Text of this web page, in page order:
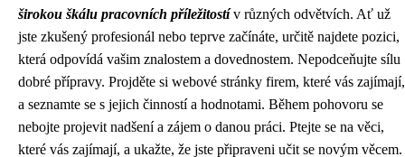
širokou škálu pracovních příležitostív různých odvětvích. Ať už
jste zkušený profesionál nebo teprve začínáte, určitě najdete pozici,
která odpovídá vašim znalostem a dovednostem. Nepodceňujte sílu
dobré přípravy. Projděte si webové stránky firem, které vás zajímají,
a seznamte se s jejich činností a hodnotami. Během pohovoru se
nebojte projevit nadšení a zájem o danou práci. Ptejte se na věci,
které vás zajímají, a ukažte, že jste připraveni učit se novým věcem.